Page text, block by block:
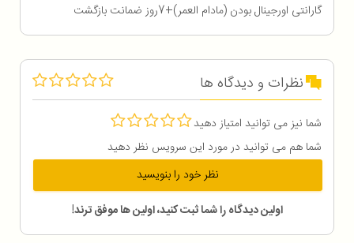
گارانتی اورجینال بودن (مادام العمر)+7روز ضمانت بازگشت
نظرات و دیدگاه ها
شما نیز می توانید امتیاز دهید
شما هم می توانید در مورد این سرویس نظر دهید
نظر خود را بنویسید
اولین دیدگاه را شما ثبت کنید، اولین ها موفق ترند!